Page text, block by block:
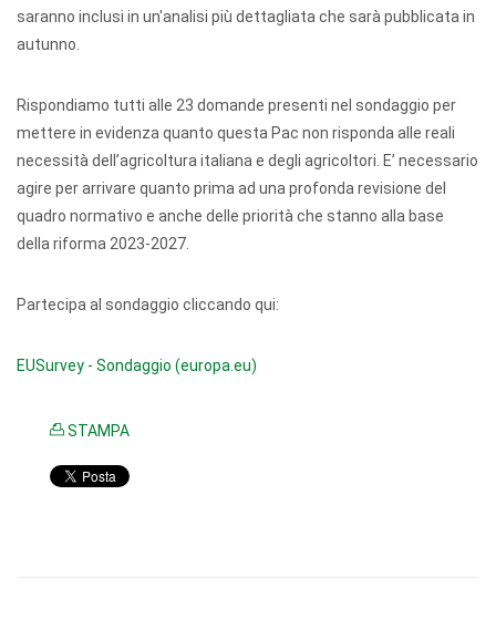
saranno inclusi in un'analisi più dettagliata che sarà pubblicata in
autunno.
Rispondiamo tutti alle 23 domande presenti nel sondaggio per
mettere in evidenza quanto questa Pac non risponda alle reali
necessità dell’agricoltura italiana e degli agricoltori. E’ necessario
agire per arrivare quanto prima ad una profonda revisione del
quadro normativo e anche delle priorità che stanno alla base
della riforma 2023-2027.
Partecipa al sondaggio cliccando qui:
EUSurvey - Sondaggio (europa.eu)
STAMPA